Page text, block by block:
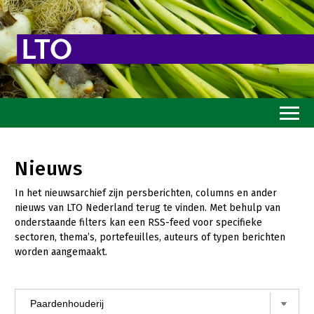
Toekomstvisie
Goed eten
Mooi groen
Sterk ondernemerschap
Nieuws
In het nieuwsarchief zijn persberichten, columns en ander
nieuws van LTO Nederland terug te vinden. Met behulp van
onderstaande filters kan een RSS-feed voor specifieke
sectoren, thema’s, portefeuilles, auteurs of typen berichten
worden aangemaakt.